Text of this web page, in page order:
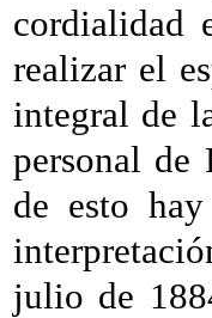
cordialidad
realizar el
integral de
personal de
de esto
julio de